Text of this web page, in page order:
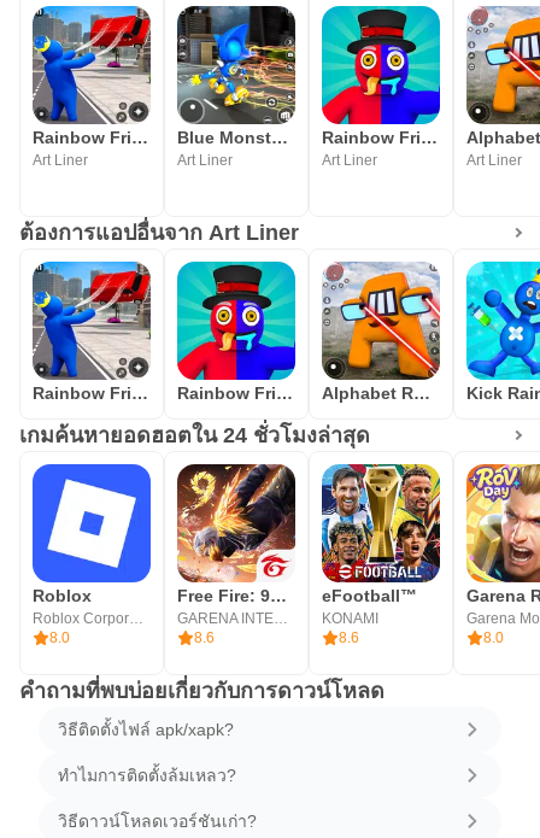
Rainbow Friends Blue FnF Game
Art Liner
Blue Monster Rope Hero Game
Art Liner
Rainbow Friends Survival Rope
Art Liner Art Liner
ต้องการแอปอื่นจาก Art Liner
Rainbow Friends Blue FnF Game Rainbow Friends Survival Rope Alphabet Rope Hero
เกมค้นหายอดฮอตใน 24 ชั่วโมงล่าสุด
Roblox
Roblox Corporation
8.0
Free Fire: 9ปีฟีฟาย
GARENA INTERNATIONAL I
8.6
eFootball™
KONAMI
8.6
8.0
คำถามที่พบบ่อยเกี่ยวกับการดาวน์โหลด
วิธีติดตั้งไฟล์ apk/xapk?
ทำไมการติดตั้งล้มเหลว?
วิธีดาวน์โหลดเวอร์ชันเก่า?